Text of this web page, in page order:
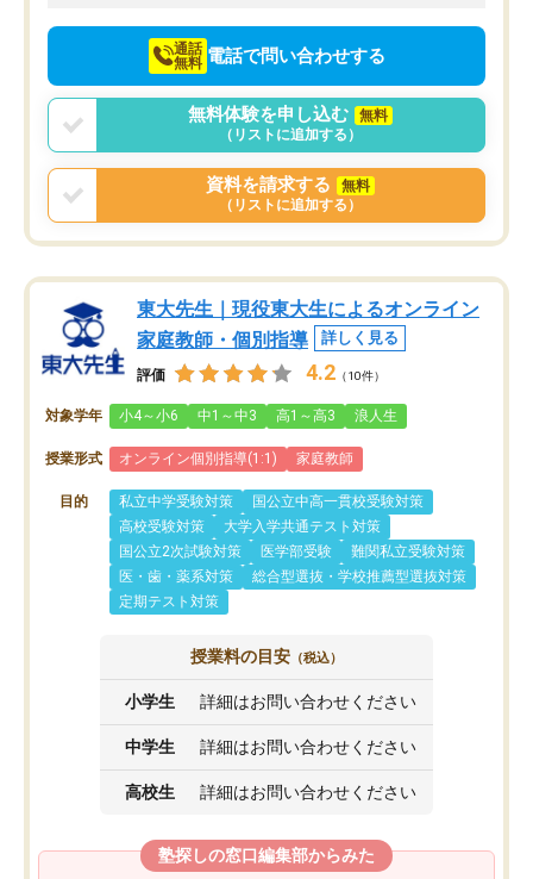
通話
無料 電話で問い合わせする
無料体験を申し込む
無料
（リストに追加する）
資料を請求する
無料
（リストに追加する）
東大先生｜現役東大生によるオンライン
家庭教師・個別指導
詳しく見る
評価 4.2 （10件）
対象学年 小4～小6 中1～中3 高1～高3 浪人生
授業形式 オンライン個別指導(1:1) 家庭教師
目的 私立中学受験対策
国公立中高一貫校受験対策
高校受験対策
大学入学共通テスト対策
国公立2次試験対策
医学部受験
難関私立受験対策
医・歯・薬系対策
総合型選抜・学校推薦型選抜対策
定期テスト対策
授業料の目安 （税込）
小学生 詳細はお問い合わせください
中学生 詳細はお問い合わせください
高校生 詳細はお問い合わせください
塾探しの窓口編集部からみた